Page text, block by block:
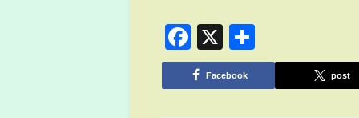
Facebook
X
有
Facebook post